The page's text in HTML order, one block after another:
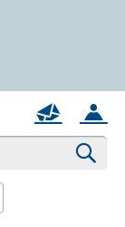
ACCOUNT
MAIL